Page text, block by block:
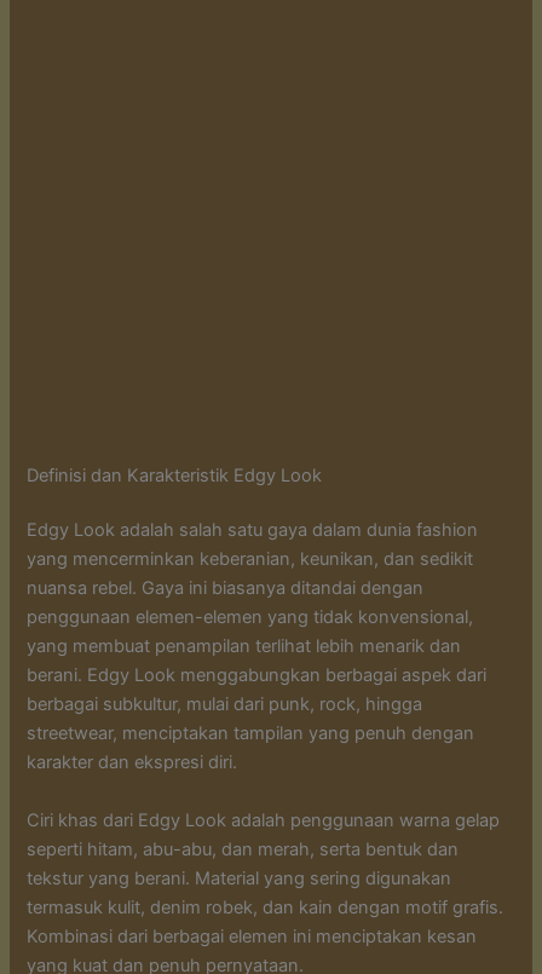
Definisi dan Karakteristik Edgy Look
Edgy Look adalah salah satu gaya dalam dunia fashion
yang mencerminkan keberanian, keunikan, dan sedikit
nuansa rebel. Gaya ini biasanya ditandai dengan
penggunaan elemen-elemen yang tidak konvensional,
yang membuat penampilan terlihat lebih menarik dan
berani. Edgy Look menggabungkan berbagai aspek dari
berbagai subkultur, mulai dari punk, rock, hingga
streetwear, menciptakan tampilan yang penuh dengan
karakter dan ekspresi diri.
Ciri khas dari Edgy Look adalah penggunaan warna gelap
seperti hitam, abu-abu, dan merah, serta bentuk dan
tekstur yang berani. Material yang sering digunakan
termasuk kulit, denim robek, dan kain dengan motif grafis.
Kombinasi dari berbagai elemen ini menciptakan kesan
yang kuat dan penuh pernyataan.